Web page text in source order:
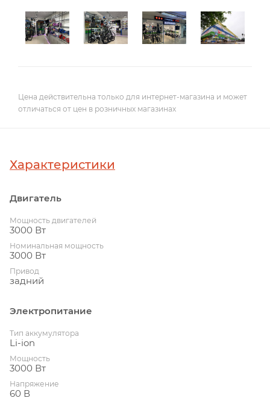
Цена действительна только для интернет-магазина и может
отличаться от цен в розничных магазинах
Характеристики
Двигатель
Мощность двигателей
3000 Вт
Номинальная мощность
3000 Вт
Привод
задний
Электропитание
Тип аккумулятора
Li-ion
Мощность
3000 Вт
Напряжение
60 В